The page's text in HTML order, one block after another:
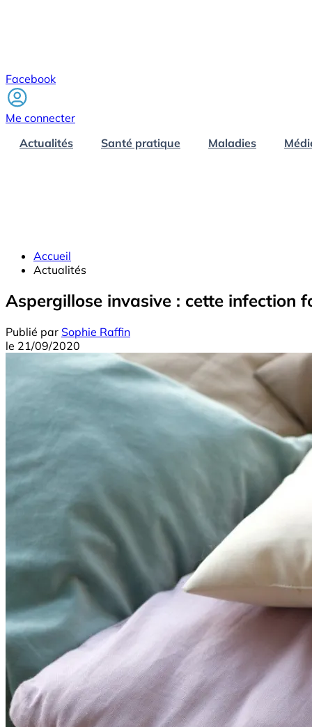
Facebook
Me connecter
Actualités
Santé pratique Maladies
Accueil
Actualités
Aspergillose invasive : cette infection
Publié par Sophie Raffin
le 21/09/2020